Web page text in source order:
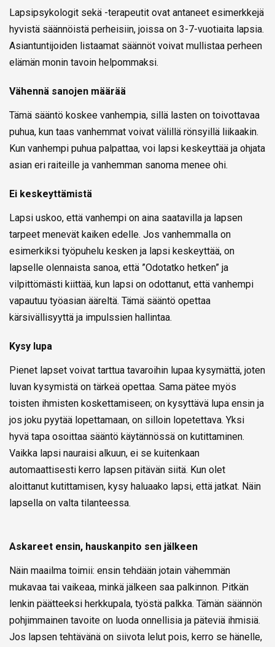
Lapsipsykologit sekä -terapeutit ovat antaneet esimerkkejä
hyvistä säännöistä perheisiin, joissa on 3-7-vuotiaita lapsia.
Asiantuntijoiden listaamat säännöt voivat mullistaa perheen
elämän monin tavoin helpommaksi.
Vähennä sanojen määrää
Tämä sääntö koskee vanhempia, sillä lasten on toivottavaa
puhua, kun taas vanhemmat voivat välillä rönsyillä liikaakin.
Kun vanhempi puhua palpattaa, voi lapsi keskeyttää ja ohjata
asian eri raiteille ja vanhemman sanoma menee ohi.
Ei keskeyttämistä
Lapsi uskoo, että vanhempi on aina saatavilla ja lapsen
tarpeet menevät kaiken edelle. Jos vanhemmalla on
esimerkiksi työpuhelu kesken ja lapsi keskeyttää, on
lapselle olennaista sanoa, että ”Odotatko hetken” ja
vilpittömästi kiittää, kun lapsi on odottanut, että vanhempi
vapautuu työasian ääreltä. Tämä sääntö opettaa
kärsivällisyyttä ja impulssien hallintaa.
Kysy lupa
Pienet lapset voivat tarttua tavaroihin lupaa kysymättä, joten
luvan kysymistä on tärkeä opettaa. Sama pätee myös
toisten ihmisten koskettamiseen; on kysyttävä lupa ensin ja
jos joku pyytää lopettamaan, on silloin lopetettava. Yksi
hyvä tapa osoittaa sääntö käytännössä on kutittaminen.
Vaikka lapsi nauraisi alkuun, ei se kuitenkaan
automaattisesti kerro lapsen pitävän siitä. Kun olet
aloittanut kutittamisen, kysy haluaako lapsi, että jatkat. Näin
lapsella on valta tilanteessa.
Askareet ensin, hauskanpito sen jälkeen
Näin maailma toimii: ensin tehdään jotain vähemmän
mukavaa tai vaikeaa, minkä jälkeen saa palkinnon. Pitkän
lenkin päätteeksi herkkupala, työstä palkka. Tämän säännön
pohjimmainen tavoite on luoda onnellisia ja päteviä ihmisiä.
Jos lapsen tehtävänä on siivota lelut pois, kerro se hänelle,